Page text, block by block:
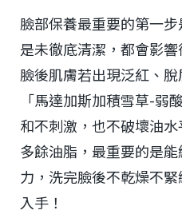
臉部保養最重要的第一
是未徹底清潔，都會影
臉後肌膚若出現泛紅、
「馬達加斯加積雪草-弱
和不刺激，也不破壞油
多餘油脂，最重要的是
力，洗完臉後不乾燥不
入手！